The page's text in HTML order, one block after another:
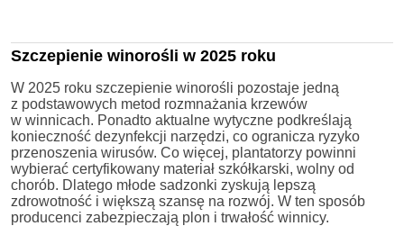
Szczepienie winorośli w 2025 roku
W 2025 roku szczepienie winorośli pozostaje jedną
z podstawowych metod rozmnażania krzewów
w winnicach. Ponadto aktualne wytyczne podkreślają
konieczność dezynfekcji narzędzi, co ogranicza ryzyko
przenoszenia wirusów. Co więcej, plantatorzy powinni
wybierać certyfikowany materiał szkółkarski, wolny od
chorób. Dlatego młode sadzonki zyskują lepszą
zdrowotność i większą szansę na rozwój. W ten sposób
producenci zabezpieczają plon i trwałość winnicy.